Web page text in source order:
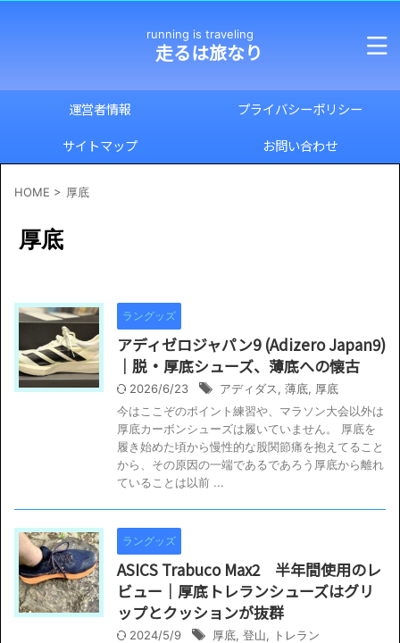
running is traveling
走るは旅なり
運営者情報
プライバシーポリシー
サイトマップ
お問い合わせ
HOME > 厚底
厚底
ラングッズ
アディゼロジャパン9 (Adizero Japan9)
｜脱・厚底シューズ、薄底への懐古
2026/6/23 アディダス, 薄底, 厚底
今はここぞのポイント練習や、マラソン大会以外は
厚底カーボンシューズは履いていません。 厚底を
履き始めた頃から慢性的な股関節痛を抱えてること
から、その原因の一端であるであろう厚底から離れ
ていることは以前 ...
ラングッズ
ASICS Trabuco Max2 半年間使用のレ
ビュー｜厚底トレランシューズはグリ
ップとクッションが抜群
2024/5/9 厚底, 登山, トレラン